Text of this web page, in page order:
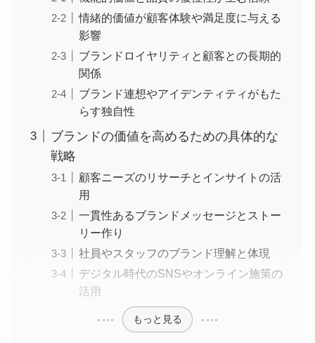
情緒的価値が顧客体験や満足度に与える
影響
ブランドロイヤリティと顧客との長期的
関係
ブランド連想やアイデンティティがもた
らす独自性
ブランドの価値を高めるための具体的な
戦略
顧客ニーズのリサーチとインサイトの活
用
一貫性あるブランドメッセージとストー
リー作り
社員やスタッフのブランド理解と体現
デジタル時代のSNSやオンライン施策の
活用
もっと見る